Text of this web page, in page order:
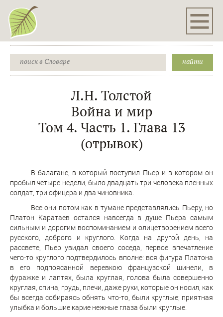
Л.Н. Толстой
Война и мир
Том 4. Часть 1. Глава 13
(отрывок)
В балагане, в который поступил Пьер и в котором он
пробыл четыре недели, было двадцать три человека пленных
солдат, три офицера и два чиновника.
Все они потом как в тумане представлялись Пьеру, но
Платон Каратаев остался навсегда в душе Пьера самым
сильным и дорогим воспоминанием и олицетворением всего
русского, доброго и круглого. Когда на другой день, на
рассвете, Пьер увидал своего соседа, первое впечатление
чего-то круглого подтвердилось вполне: вся фигура Платона
в его подпоясанной веревкою французской шинели, в
фуражке и лаптях, была круглая, голова была совершенно
круглая, спина, грудь, плечи, даже руки, которые он носил, как
бы всегда собираясь обнять что-то, были круглые; приятная
улыбка и большие карие нежные глаза были круглые.